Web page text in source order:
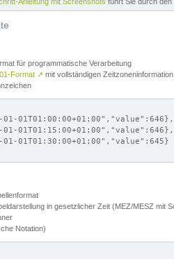
für programmatische Verarbeitung
Format ↗ mit vollständigen
01T01:00:00+01:00","value":646},
01T01:15:00+01:00","value":646},
01T01:30:00+01:00","value":645}
in gesetzlicher Zeit (MEZ/MESZ mit
Notation)